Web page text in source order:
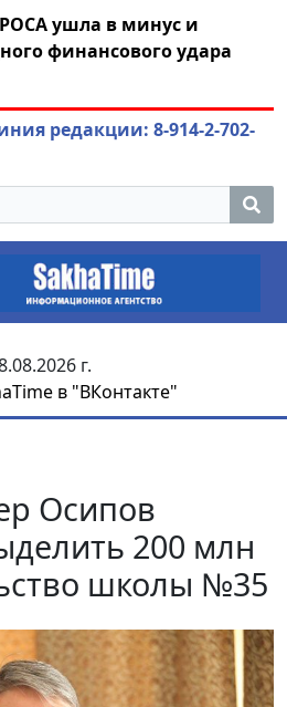
ушла в минус и
финансового удара
редакции: 8-914-2-702-
г.
в "ВКонтакте"
Осипов
200 млн
школы №35